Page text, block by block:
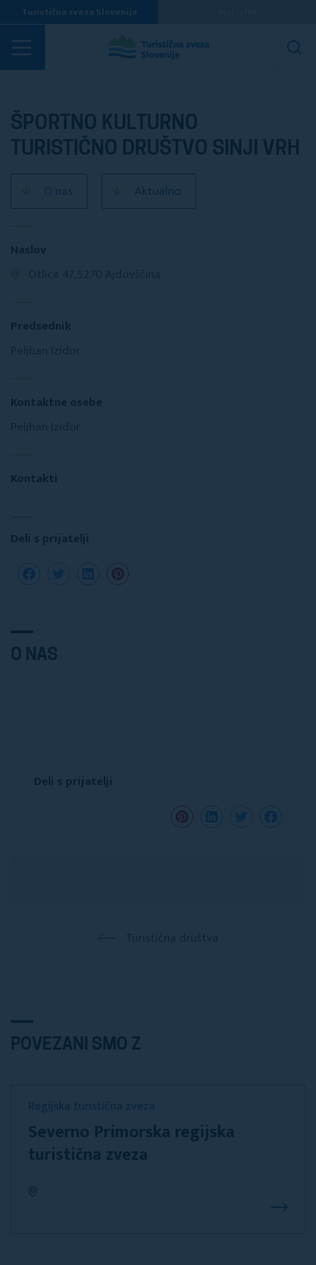
Turistična zveza Slovenija
Turistična društva
ŠPORTNO KULTURNO
TURISTIČNO DRUŠTVO SINJI VRH
O nas Aktualno
Naslov
Predsednik
Kontaktne osebe
Kontakti
Deli s prijatelji
O NAS
Deli s prijatelji
POVEZANI SMO Z
Regijska turistična zveza
Severno Primorska regijska
turistična zveza